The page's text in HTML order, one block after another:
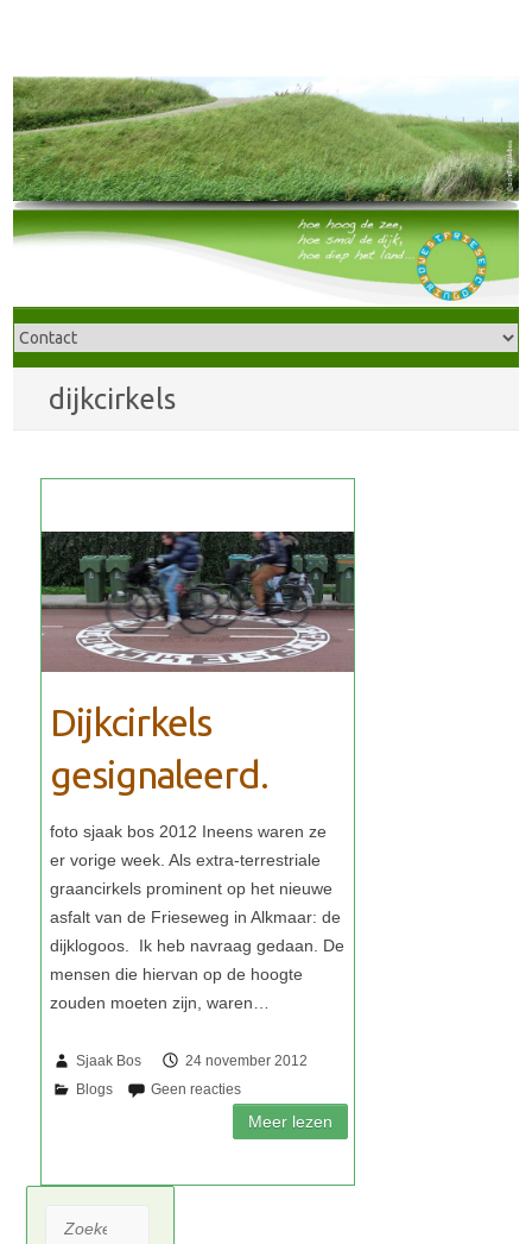
dijkcirkels
Dijkcirkels
gesignaleerd.
Sjaak Bos 24 november 2012
Zoeken